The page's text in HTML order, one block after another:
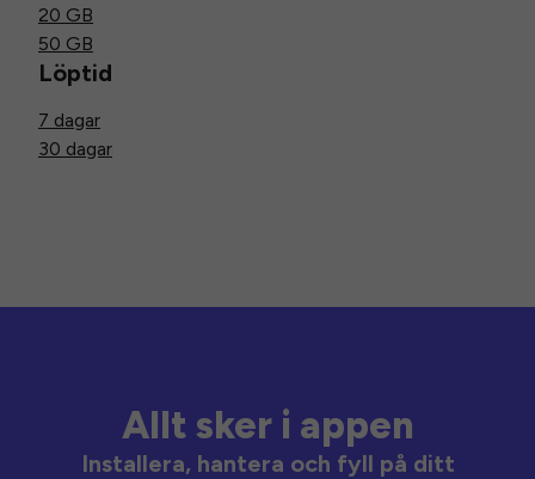
20 GB
50 GB
Löptid
7 dagar
30 dagar
Allt sker i appen
Installera, hantera och fyll på ditt